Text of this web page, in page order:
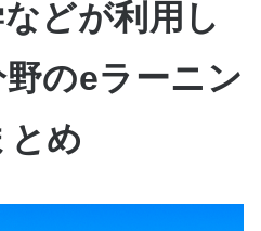
どが利用し
のeラーニン
とめ